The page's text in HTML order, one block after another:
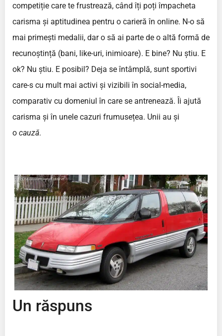
competiție care te frustrează, când îți poți împacheta
carisma și aptitudinea pentru o carieră în online. N-o să
mai primești medalii, dar o să ai parte de o altă formă de
recunoștință (bani, like-uri, inimioare). E bine? Nu știu. E
ok? Nu știu. E posibil? Deja se întâmplă, sunt sportivi
care-s cu mult mai activi și vizibili în social-media,
comparativ cu domeniul în care se antrenează. Îi ajută
carisma și în unele cazuri frumusețea. Unii au și
o cauză.
Un răspuns